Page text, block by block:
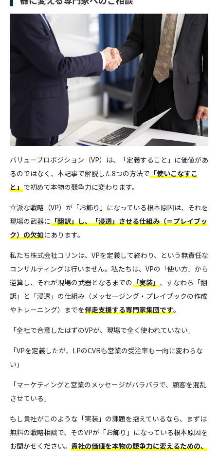
バリュープロポジション（VP）は、「定義すること」に価値があ
るのではなく、本記事で解説した8つの方法で 「使いこなすこ
と」 で初めて本物の競争力に変わります。
立派な戦略（VP）が「お飾り」になっている根本原因は、それを
現場の武器に 「翻訳」し、「浸透」させる仕組み（＝プレイブッ
ク）の欠如にあります。
私たち株式会社コリンは、VPを定義して終わり、という無責任な
コンサルティングは行いません。私たちは、VPの「使い方」から
逆算し、それが現場の武器となるまでの 「実装」 、すなわち「翻
訳」と「浸透」の仕組み（メッセージング・プレイブックの作成
やトレーニング）までを伴走支援する専門家集団です。
「全社で合意したはずのVPが、現場で全く使われていない」
「VPを定義したが、LPのCVRも営業の受注率も一向に変わらな
い」
「マーケティングと営業のメッセージがバラバラで、顧客を混乱
させている」
もし貴社がこのような「実装」の課題を抱えているなら、まずは
無料の戦略相談で、そのVPが「お飾り」になっている根本原因を
お聞かせください。 貴社の価値を本物の競争力に変えるための、